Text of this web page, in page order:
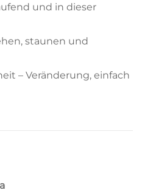
und in dieser
staunen und
– Veränderung, einfach